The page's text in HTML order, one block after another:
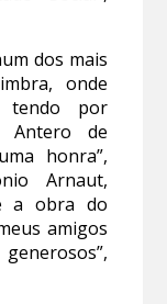
dos mais
onde
tendo por
Antero de
honra”,
Arnaut,
a obra do
amigos